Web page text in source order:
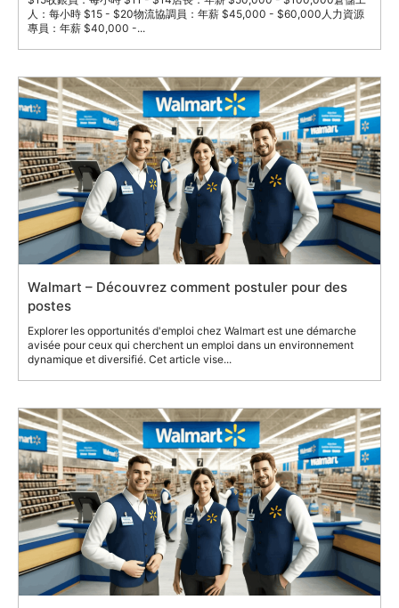
人：每小時 $15 - $20物流協調員：年薪 $45,000 - $60,000人力資源
專員：年薪 $40,000 -...
Walmart – Découvrez comment postuler pour des
postes
Explorer les opportunités d'emploi chez Walmart est une démarche
avisée pour ceux qui cherchent un emploi dans un environnement
dynamique et diversifié. Cet article vise...